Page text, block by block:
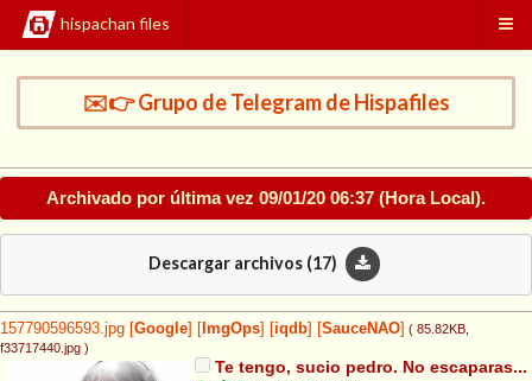
hispachan files
✉️👉 Grupo de Telegram de Hispafiles
Archivado por última vez 09/01/20 06:37 (Hora Local).
Descargar archivos (17)
157790596593.jpg Google ImgOps iqdb SauceNAO ( 85.82KB
f33717440.jpg )
Te tengo, sucio pedro. No escaparas...